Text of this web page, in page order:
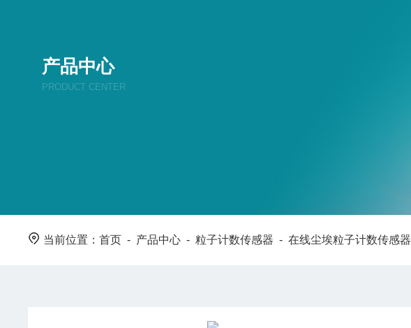
产品中心
PRODUCT CENTER
当前位置：首页 - 产品中心 -粒子计数传感器 -在线尘埃粒子计数传感器